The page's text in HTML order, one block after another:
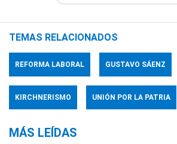
TEMAS RELACIONADOS
REFORMA LABORAL GUSTAVO SÁENZ
KIRCHNERISMO UNIÓN POR LA PATRIA
MÁS LEÍDAS